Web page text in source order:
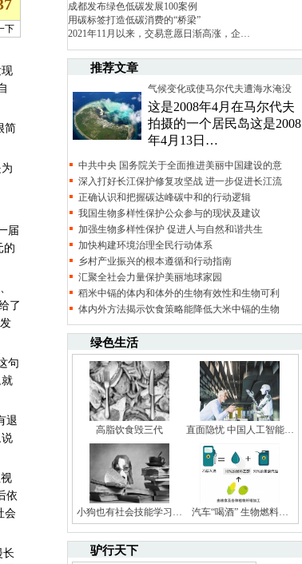
简
届
的
了
句
退
依
会
长
成都发布绿色低碳发展100案例
用碳标签打造低碳消费的“桥梁”
2021年11月以来，交易意愿日渐高涨，企…
推荐文章
气候变化或使马尔代夫遭海水淹没
这是2008年4月在马尔代夫
拍摄的一个居民岛这是2008
年4月13日…
中共中央 国务院关于全面推进美丽中国建设的意
深入打好长江保护修复攻坚战 进一步促进长江流
正确认识和把握碳达峰碳中和的行动逻辑
我国生物多样性保护公众参与的现状及建议
加强生物多样性保护 促进人与自然和谐共生
加快构建环境治理全民行动体系
乡村产业振兴的根本遵循和行动指南
汇聚全社会力量保护美丽地球家园
稻米中镉的体内和体外的生物有效性和生物可利
体内外方法揭示饮食策略能降低大米中镉的生物
绿色生活
高脂饮食毁三代 直面隐忧 中国人工智能…
小狗也有社会技能学习… 汽车“喝酒” 生物燃料…
驴行天下